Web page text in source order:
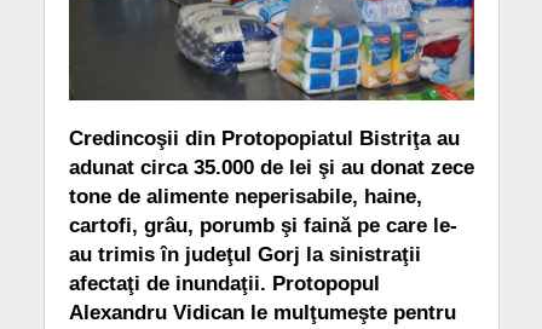
Credincoşii din Protopopiatul Bistriţa au
adunat circa 35.000 de lei şi au donat zece
tone de alimente neperisabile, haine,
cartofi, grâu, porumb şi faină pe care le-
au trimis în judeţul Gorj la sinistraţii
afectaţi de inundaţii. Protopopul
Alexandru Vidican le mulţumeşte pentru